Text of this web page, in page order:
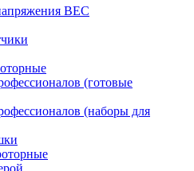
BEC
(готовые
(наборы для